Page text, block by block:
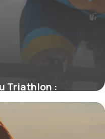
Triathlon :